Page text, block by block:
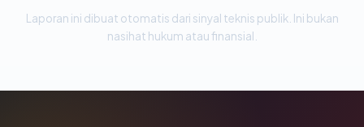
Laporan ini dibuat otomatis dari sinyal teknis publik. Ini bukan
nasihat hukum atau finansial.